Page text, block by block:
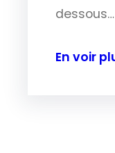
dessous…
En voir